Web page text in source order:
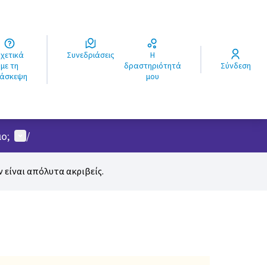
με τη
Συνεδριάσεις
Η
δραστηριότητά
μου
Σύνδεση
Μενού χρήστη
/
απόλυτα ακριβείς.